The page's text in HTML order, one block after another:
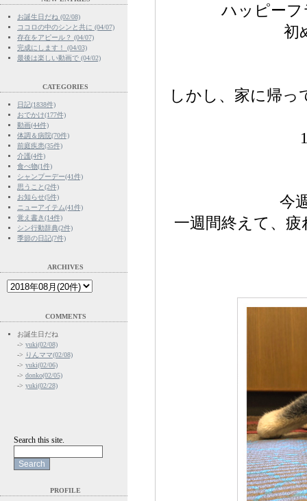
ハッピー
初
しかし、家に帰
今
一週間終えて、
お誕生日だね (02/08)
ココロの中のシンと共に (04/07)
存在をアピール？ (04/07)
完成にします！ (04/03)
最後は楽しい動画で (04/02)
CATEGORIES
日記(1838件)
おでかけ(177件)
動画(44件)
体調＆病院(70件)
前庭疾患(35件)
介護(4件)
食べ物(1件)
シャンプーデー(41件)
思うこと(2件)
お知らせ(5件)
ニューアイテム(41件)
覚え書き(14件)
シン行動辞典(2件)
季節の日記(7件)
ARCHIVES
COMMENTS
お誕生日だね
-> yuki(02/08)
-> りんママ(02/08)
-> yuki(02/06)
-> donko(02/05)
-> yuki(02/28)
Search this site.
PROFILE